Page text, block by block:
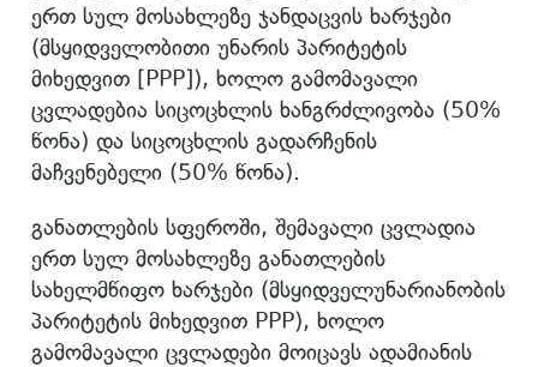
ერთ სულ მოსახლეზე ჯანდაცვის ხარჯები
(მსყიდველობითი უნარის პარიტეტის
მიხედვით [PPP]), ხოლო გამომავალი
ცვლადებია სიცოცხლის ხანგრძლივობა (50%
წონა) და სიცოცხლის გადარჩენის
მაჩვენებელი (50% წონა).
განათლების სფეროში, შემავალი ცვლადია
ერთ სულ მოსახლეზე განათლების
სახელმწიფო ხარჯები (მსყიდველუნარიანობის
პარიტეტის მიხედვით PPP), ხოლო
გამომავალი ცვლადები მოიცავს ადამიანის